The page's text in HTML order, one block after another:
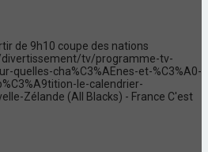
de 9h10 coupe des nations
tv/programme-tv-
quelles-cha%C3%AEnes-et-%C3%A0-
le-calendrier-
Zélande (All Blacks) - France C'est